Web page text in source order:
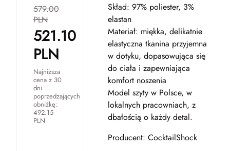
579.00
PLN
521.10
PLN
Najniższa
cena z 30
dni
poprzedzających
obniżkę:
492.15
PLN
Skład: 97% poliester, 3%
elastan
Materiał: miękka, delikatnie
elastyczna tkanina przyjemna
w dotyku, dopasowująca się
do ciała i zapewniająca
komfort noszenia
Model szyty w Polsce, w
lokalnych pracowniach, z
dbałością o każdy detal.
Producent: CocktailShock